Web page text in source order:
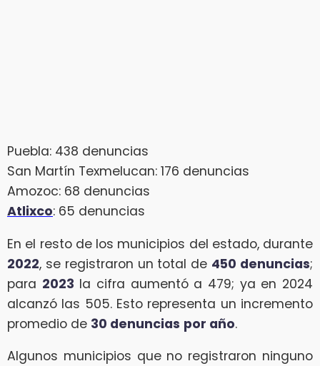
Puebla: 438 denuncias
San Martín Texmelucan: 176 denuncias
Amozoc: 68 denuncias
Atlixco: 65 denuncias
En el resto de los municipios del estado, durante
2022, se registraron un total de 450 denuncias;
para 2023 la cifra aumentó a 479; ya en 2024
alcanzó las 505. Esto representa un incremento
promedio de 30 denuncias por año.
Algunos municipios que no registraron ninguno